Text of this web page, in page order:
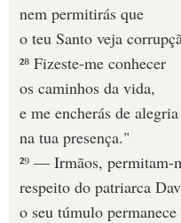
nem permitirás que
o teu Santo veja
²⁸ Fizeste-me conhecer
os caminhos da vida,
e me encherás de alegria
na tua presença."
²⁹ — Irmãos, permitam-
respeito do patriarca
o seu túmulo